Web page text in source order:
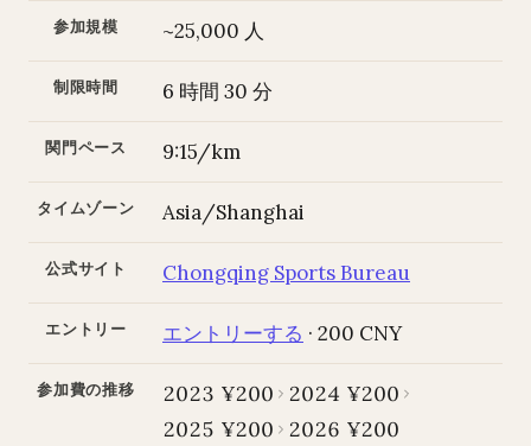
参加規模 ~25,000 人
制限時間 6 時間 30 分
関門ペース 9:15/km
タイムゾーン Asia/Shanghai
公式サイト Chongqing Sports Bureau
エントリー エントリーする · 200 CNY
参加費の推移 2023 ¥200
2024 ¥200
2025 ¥200
2026 ¥200